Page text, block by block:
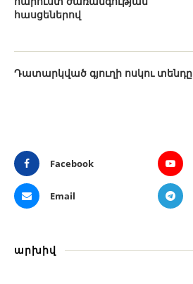
հասցեներով
Դատարկված գյուղի ոսկու տենդը
Facebook
Email
արխիվ